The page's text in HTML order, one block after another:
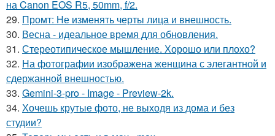
на Canon EOS R5, 50mm, f/2.
29. Промт: Не изменять черты лица и внешность.
30. Весна - идеальное время для обновления.
31. Стереотипическое мышление. Хорошо или плохо?
32. На фотографии изображена женщина с элегантной и
сдержанной внешностью.
33. Gemini-3-pro - Image - Preview-2k.
34. Хочешь крутые фото, не выходя из дома и без
студии?